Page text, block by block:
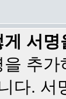
서
추
다.